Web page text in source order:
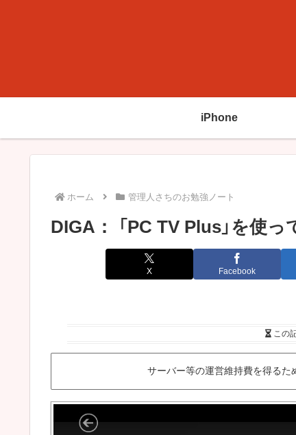
iPhone
ホーム 管理人さちのお勉強ノート
DIGA： 「PC TV Plus」を使
X Facebook
この
サーバー等の運営維持費を得るた